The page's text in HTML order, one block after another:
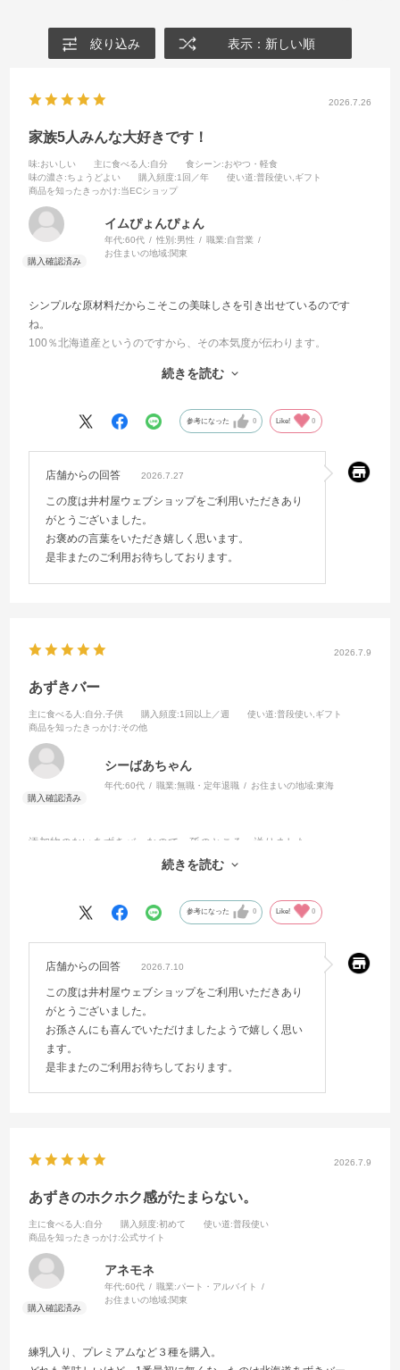
絞り込み 表示：新しい順
2026.7.26
家族5人みんな大好きです！
味:おいしい 主に食べる人 :自分 食シーン:おやつ・軽食
味の濃さ :ちょうどよい 購入頻度:1回／年 使い道:普段使い,ギフト
商品を知ったきっかけ:当ECショップ
イムぴょんぴょん
年代:60代 性別:男性 職業:自営業
お住まいの地域:関東
シンプルな原材料だからこそこの美味しさを引き出せているのです
ね。
100％北海道産というのですから、その本気度が伝わります。
いられます。
井村屋様にはいつまでも本物をずっと作り続けてもらいたいです。
続きを読む
参考になった 0 Like! 0
店舗からの回答 2026.7.27
この度は井村屋ウェブショップをご利用いただきあり
がとうございました。
お褒めの言葉をいただき嬉しく思います。
是非またのご利用お待ちしております。
2026.7.9
あずきバー
主に食べる人 :自分,子供 購入頻度:1回以上／週 使い道:普段使い,ギフト
商品を知ったきっかけ:その他
シーばあちゃん
年代:60代 職業:無職・定年退職 お住まいの地域:東海
添加物のないあずきバーなので、孫のところへ送りました。
とても嬉しそうに食べている画像が送られてきてこちらもほっこり。
続きを読む
参考になった 0 Like! 0
店舗からの回答 2026.7.10
この度は井村屋ウェブショップをご利用いただきあり
がとうございました。
お孫さんにも喜んでいただけましたようで嬉しく思い
ます。
是非またのご利用お待ちしております。
2026.7.9
あずきのホクホク感がたまらない。
主に食べる人 :自分 購入頻度:初めて 使い道:普段使い
商品を知ったきっかけ:公式サイト
アネモネ
年代:60代 職業:パート・アルバイト
お住まいの地域:関東
練乳入り、プレミアムなど３種を購入。